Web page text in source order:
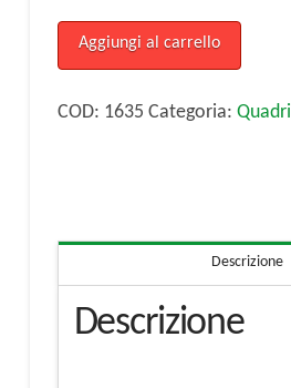
quantità
Aggiungi al carrello
COD: 1635 Categoria: Quadri
Descrizione
Descrizione